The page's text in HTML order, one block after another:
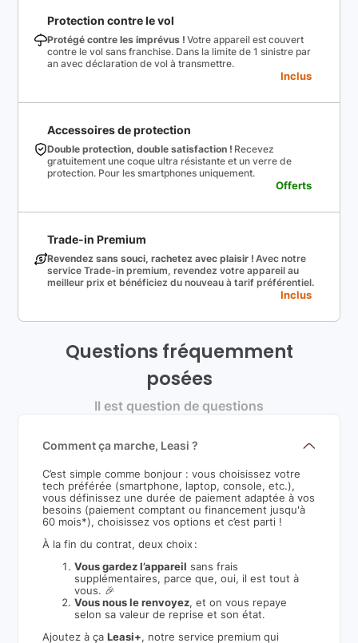
Protection contre le vol
Protégé contre les imprévus ! Votre appareil est couvert
contre le vol sans franchise. Dans la limite de 1 sinistre par
an avec déclaration de vol à transmettre.
Inclus
Accessoires de protection
Double protection, double satisfaction ! Recevez
gratuitement une coque ultra résistante et un verre de
protection. Pour les smartphones uniquement.
Offerts
Trade-in Premium
Revendez sans souci, rachetez avec plaisir ! Avec notre
service Trade-in premium, revendez votre appareil au
meilleur prix et bénéficiez du nouveau à tarif préférentiel.
Inclus
Questions fréquemment
posées
Il est question de questions
Comment ça marche, Leasi ?
C’est simple comme bonjour : vous choisissez votre
tech préférée (smartphone, laptop, console, etc.),
vous définissez une durée de paiement adaptée à vos
besoins (paiement comptant ou financement jusqu'à
60 mois*), choisissez vos options et c’est parti !
À la fin du contrat, deux choix :
Vous gardez l’appareil sans frais
supplémentaires, parce que, oui, il est tout à
vous. 🎉
Vous nous le renvoyez, et on vous repaye
selon sa valeur de reprise et son état.
Ajoutez à ça Leasi+, notre service premium qui